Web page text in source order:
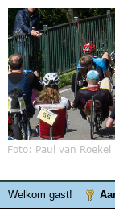
Welkom gast!